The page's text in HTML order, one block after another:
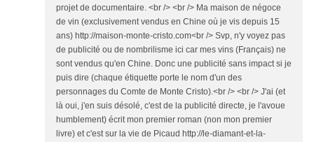
projet de documentaire. <br /> <br /> Ma maison de négoce
de vin (exclusivement vendus en Chine où je vis depuis 15
ans) http://maison-monte-cristo.com<br /> Svp, n'y voyez pas
de publicité ou de nombrilisme ici car mes vins (Français) ne
sont vendus qu'en Chine. Donc une publicité sans impact si je
puis dire (chaque étiquette porte le nom d'un des
personnages du Comte de Monte Cristo).<br /> <br /> J'ai (et
là oui, j'en suis désolé, c'est de la publicité directe, je l'avoue
humblement) écrit mon premier roman (non mon premier
livre) et c'est sur la vie de Picaud http://le-diamant-et-la-